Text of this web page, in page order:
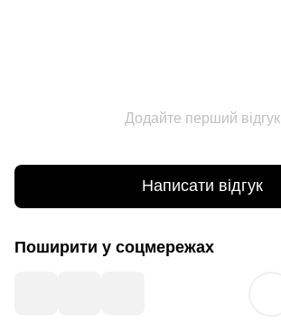
Додайте перший відгук
Написати відгук
Поширити у соцмережах